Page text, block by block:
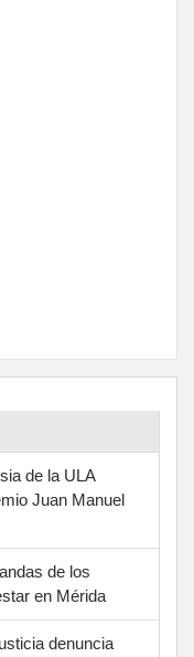
de la ULA
Juan Manuel
de los
en Mérida
denuncia